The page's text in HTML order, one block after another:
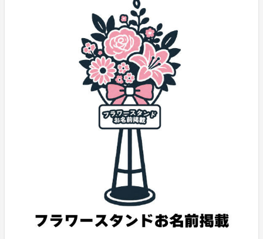
※申込者様の設定等が原因によるリターン品の不着につ
いては、責任を負いかねます。
※ご支援後のキャンセルおよびご返金は、いかなる理由
があってもお受けできません。あらかじめご了承くださ
支援金の用途につきまして
達成金額に応じて、生誕祭の内容がさらに華やかにパワ
総支援金額から諸経費を差し引いた 55％ を、本人希望
ゴール達成時の生誕祭制作費として使用させていただき
皆様からの温かいご支援を、心よりお待ちしておりま